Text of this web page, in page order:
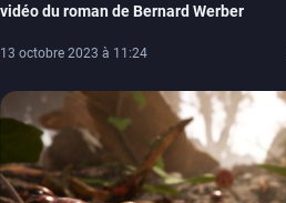
vidéo du roman de Bernard Werber
13 octobre 2023 à 11:24